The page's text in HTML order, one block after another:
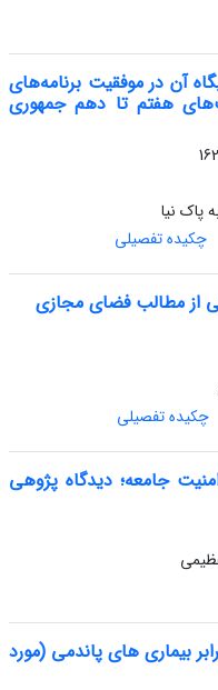
آن در موفقیت برنامه‌های
هفتم تا دهم جمهوری
پاک نیا
چکیده تفصیلی
از مطالب فضای مجازی
چکیده تفصیلی
جامعه؛ دیدگاه پژوهی
بیماری های پاندمی (مورد